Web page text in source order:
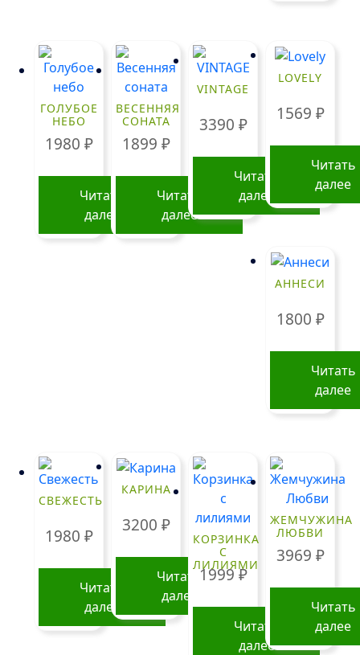
ГОЛУБОЕ
НЕБО
1980 ₽
Читать
далее
ВЕСЕННЯЯ
СОНАТА
1899 ₽
Читать
далее
VINTAGE
3390 ₽
Читать
далее
LOVELY
1569 ₽
Читать
далее
АННЕСИ
1800 ₽
Читать
далее
СВЕЖЕСТЬ
1980 ₽
Читать
далее
КАРИНА
3200 ₽
Читать
далее
КОРЗИНКА
С
ЛИЛИЯМИ
1999₽
Читать
далее
ЖЕМЧУЖИНА
ЛЮБВИ
3969 ₽
Читать
далее